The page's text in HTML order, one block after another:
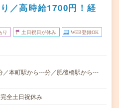
／高時給1700円！経
り 土日祝日が休み WEB登録OK
／本町駅から---分／肥後橋駅から---
全土日祝休み